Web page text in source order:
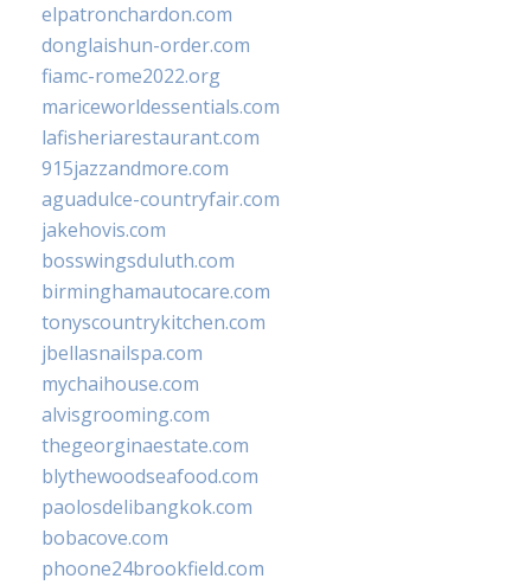
elpatronchardon.com
donglaishun-order.com
fiamc-rome2022.org
mariceworldessentials.com
lafisheriarestaurant.com
915jazzandmore.com
aguadulce-countryfair.com
jakehovis.com
bosswingsduluth.com
birminghamautocare.com
tonyscountrykitchen.com
jbellasnailspa.com
mychaihouse.com
alvisgrooming.com
thegeorginaestate.com
blythewoodseafood.com
paolosdelibangkok.com
bobacove.com
phoone24brookfield.com